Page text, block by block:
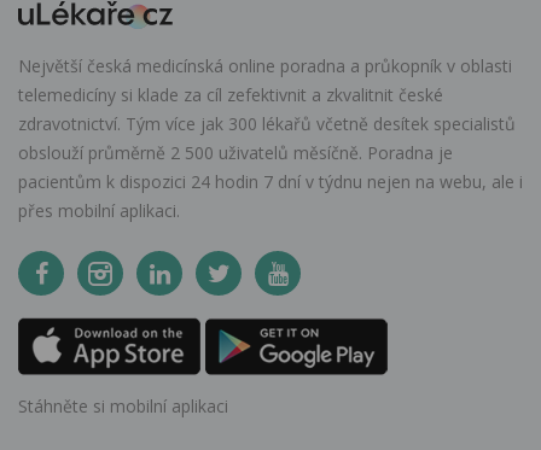
Největší česká medicínská online poradna a průkopník v oblasti
telemedicíny si klade za cíl zefektivnit a zkvalitnit české
zdravotnictví. Tým více jak 300 lékařů včetně desítek specialistů
obslouží průměrně 2 500 uživatelů měsíčně. Poradna je
pacientům k dispozici 24 hodin 7 dní v týdnu nejen na webu, ale i
přes mobilní aplikaci.
Stáhněte si mobilní aplikaci